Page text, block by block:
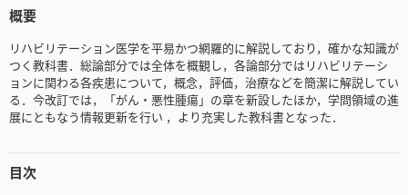
概要
リハビリテーション医学を平易かつ網羅的に解説しており，確かな知識が
つく教科書．総論部分では全体を概観し，各論部分ではリハビリテーシ
ョンに関わる各疾患について，概念，評価，治療などを簡潔に解説してい
る．今改訂では，「がん・悪性腫瘍」の章を新設したほか，学問領域の進
展にともなう情報更新を行い ，より充実した教科書となった．
目次